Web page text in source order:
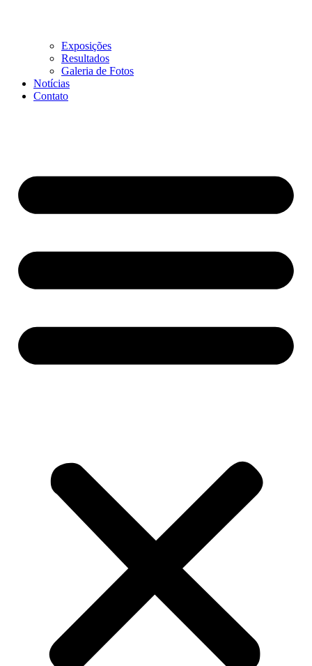
Exposições
Resultados
Galeria de Fotos
Notícias
Contato